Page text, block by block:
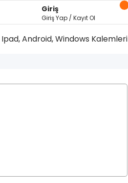
Giriş
Giriş Yap / Kayıt Ol
Ipad, Android, Windows Kalemleri